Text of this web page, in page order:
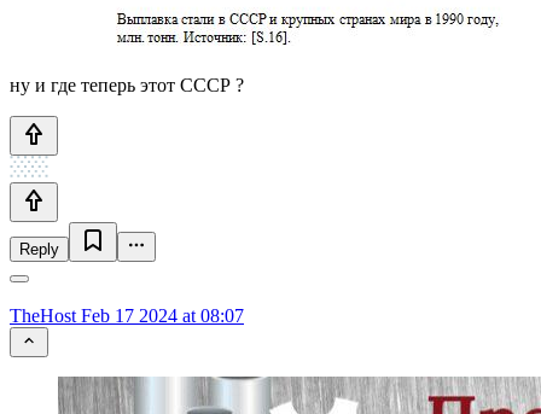
ну и где теперь этот СССР ?
Reply
TheHost Feb 17 2024 at 08:07